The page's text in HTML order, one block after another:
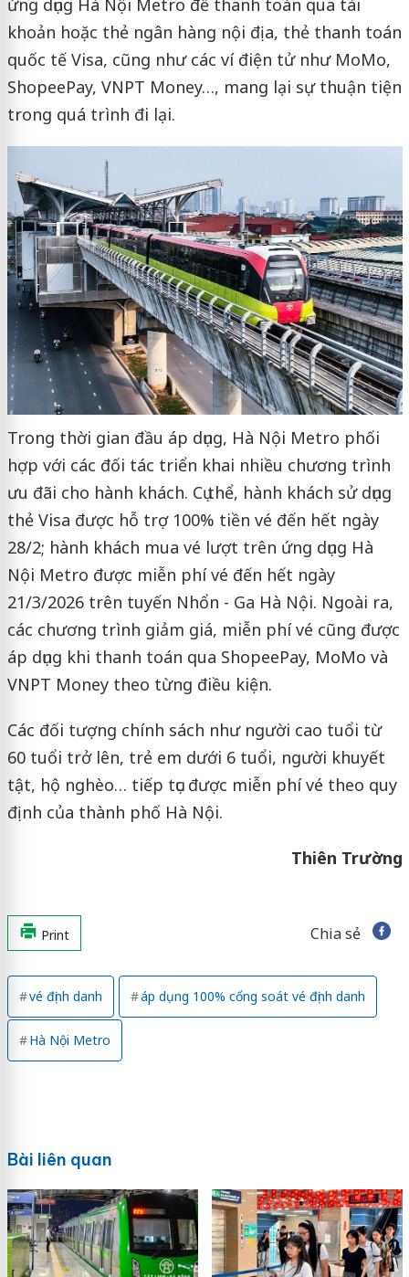
ứng dụng Hà Nội Metro để thanh toán qua tài
khoản hoặc thẻ ngân hàng nội địa, thẻ thanh toán
quốc tế Visa, cũng như các ví điện tử như MoMo,
ShopeePay, VNPT Money…, mang lại sự thuận tiện
trong quá trình đi lại.
Trong thời gian đầu áp dụng, Hà Nội Metro phối
hợp với các đối tác triển khai nhiều chương trình
ưu đãi cho hành khách. Cụ thể, hành khách sử dụng
thẻ Visa được hỗ trợ 100% tiền vé đến hết ngày
28/2; hành khách mua vé lượt trên ứng dụng Hà
Nội Metro được miễn phí vé đến hết ngày
21/3/2026 trên tuyến Nhổn - Ga Hà Nội. Ngoài ra,
các chương trình giảm giá, miễn phí vé cũng được
áp dụng khi thanh toán qua ShopeePay, MoMo và
VNPT Money theo từng điều kiện.
Các đối tượng chính sách như người cao tuổi từ
60 tuổi trở lên, trẻ em dưới 6 tuổi, người khuyết
tật, hộ nghèo… tiếp tục được miễn phí vé theo quy
định của thành phố Hà Nội.
Thiên Trường
Print Chia sẻ
vé định danh áp dụng 100% cổng soát vé định danh
Hà Nội Metro
Bài liên quan